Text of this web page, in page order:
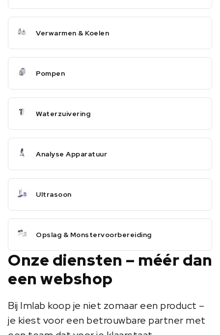
Verwarmen & Koelen
Pompen
Waterzuivering
Analyse Apparatuur
Ultrasoon
Opslag & Monstervoorbereiding
Onze diensten – méér dan
een webshop
Bij Imlab koop je niet zomaar een product –
je kiest voor een betrouwbare partner met